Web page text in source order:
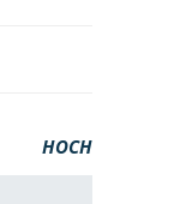
HOCH